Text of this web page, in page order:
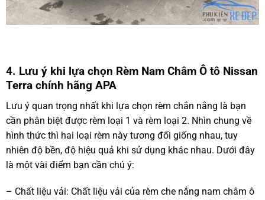
4. Lưu ý khi lựa chọn Rèm Nam Châm Ô tô Nissan
Terra chính hãng APA
Lưu ý quan trọng nhất khi lựa chọn rèm chắn nắng là bạn
cần phân biệt được rèm loại 1 và rèm loại 2. Nhìn chung về
hình thức thì hai loại rèm này tương đối giống nhau, tuy
nhiên độ bền, độ hiệu quả khi sử dụng khác nhau. Dưới đây
là một vài điểm bạn cần chú ý:
– Chất liệu vải: Chất liệu vải của rèm che nắng nam châm ô